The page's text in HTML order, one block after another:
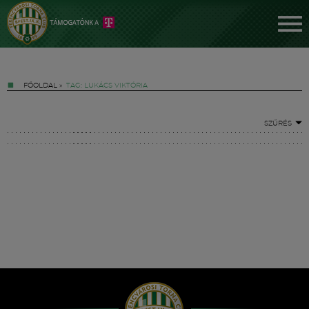
FŐOLDAL » TAG: LUKÁCS VIKTÓRIA
SZŰRÉS
Hírek